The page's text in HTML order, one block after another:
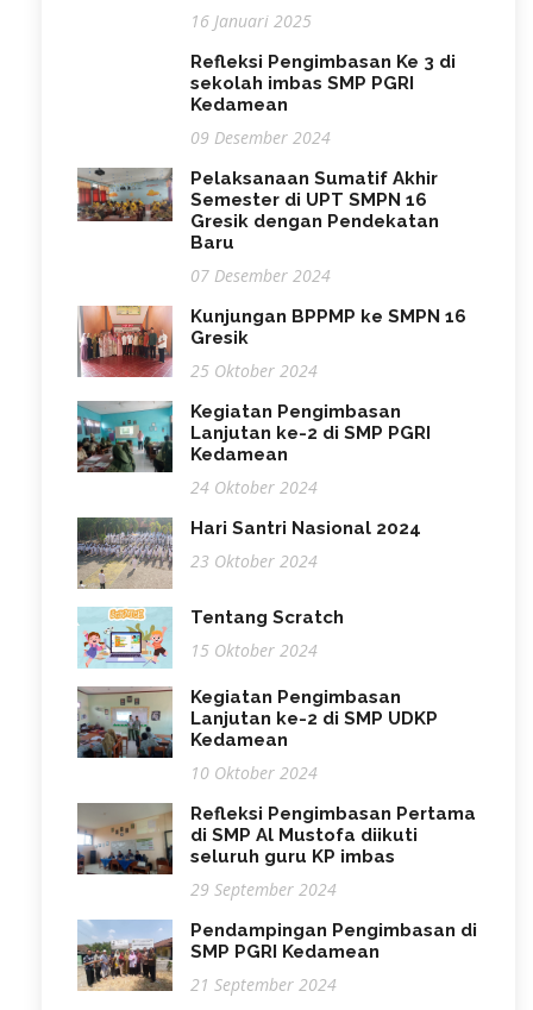
16 Januari 2025
Refleksi Pengimbasan Ke 3 di
sekolah imbas SMP PGRI
Kedamean
09 Desember 2024
Pelaksanaan Sumatif Akhir
Semester di UPT SMPN 16
Gresik dengan Pendekatan
Baru
07 Desember 2024
Kunjungan BPPMP ke SMPN 16
Gresik
25 Oktober 2024
Kegiatan Pengimbasan
Lanjutan ke-2 di SMP PGRI
Kedamean
24 Oktober 2024
Hari Santri Nasional 2024
23 Oktober 2024
Tentang Scratch
15 Oktober 2024
Kegiatan Pengimbasan
Lanjutan ke-2 di SMP UDKP
Kedamean
10 Oktober 2024
Refleksi Pengimbasan Pertama
di SMP Al Mustofa diikuti
seluruh guru KP imbas
29 September 2024
Pendampingan Pengimbasan di
SMP PGRI Kedamean
21 September 2024